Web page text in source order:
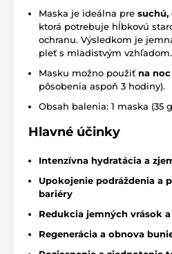
Maska je ideálna pre suchú,
ktorá potrebuje hĺbkovú
ochranu. Výsledkom je
pleť s mladistvým vzhľadom.
Masku možno použiť na
pôsobenia aspoň 3 hodiny).
Obsah balenia: 1 maska (35
Hlavné účinky
Intenzívna hydratácia a
Upokojenie podráždenia a
bariéry
Redukcia jemných vrások
Regenerácia a obnova